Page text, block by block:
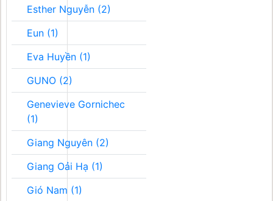
Esther Nguyễn (2)
Eun (1)
Eva Huyền (1)
GUNO (2)
Genevieve Gornichec
(1)
Giang Nguyên (2)
Giang Oải Hạ (1)
Gió Nam (1)